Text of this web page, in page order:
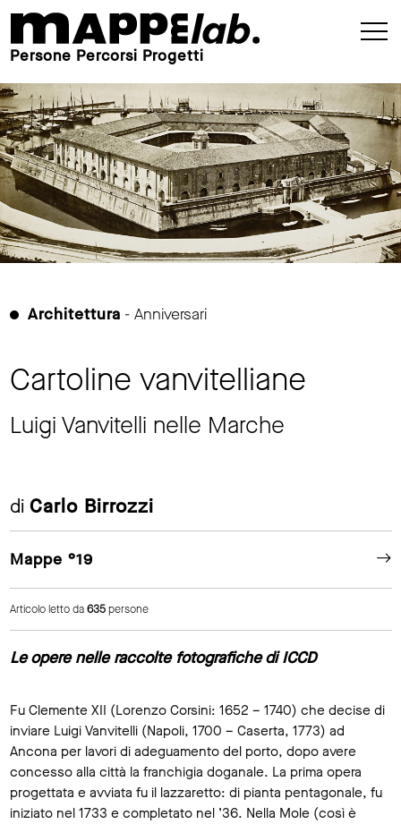
Persone Percorsi Progetti
Architettura - Anniversari
Cartoline vanvitelliane
Luigi Vanvitelli nelle Marche
di Carlo Birrozzi
Mappe °19
Articolo letto da635persone
Le opere nelle raccolte fotografiche di ICCD
Fu Clemente XII (Lorenzo Corsini: 1652 – 1740) che decise di
inviare Luigi Vanvitelli (Napoli, 1700 – Caserta, 1773) ad
Ancona per lavori di adeguamento del porto, dopo avere
concesso alla città la franchigia doganale. La prima opera
progettata e avviata fu il lazzaretto: di pianta pentagonale, fu
iniziato nel 1733 e completato nel ’36. Nella Mole (così è